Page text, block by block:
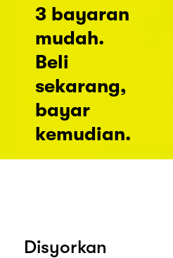
3 bayaran
mudah.
Beli
sekarang,
bayar
kemudian.
Disyorkan